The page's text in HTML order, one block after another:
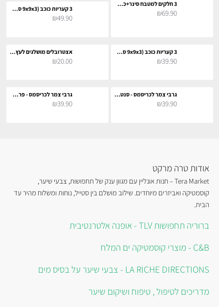
3 חלקים למטבח סינר+כפפה+תחתית לסיר
₪69.90 3 קעריות כוכב (9x9x3 ס"מ)
₪49.90
3 קעריות כוכב (9x9x3 ס"מ)
₪39.90
אצטרובלים מושלגים לעץ חג המולד
₪20.00
גרבי צמר לכריסמס - סנטה ואיילים
₪39.90
גרבי צמר לכריסמס - פרצוף אייל
₪39.90
אודות טרה מרקט
Tera Market – חנות אונליין עם מגוון ענק של תחפושות, צבעי שיער,
קוסמטיקה ואביזרים מיוחדים. שילוב מושלם בין סטייל, נוחות ומשלוח מהיר עד
הבית.
ברוריה תחפושות TLV - אופנה אלטרנטיבית
C&B - מוצרי קוסמטיקה ים המלח
LA RICHE DIRECTIONS - צבעי שיער על בסיס מים
מדריכים לטיפול , טיפוח ושיקום שיער